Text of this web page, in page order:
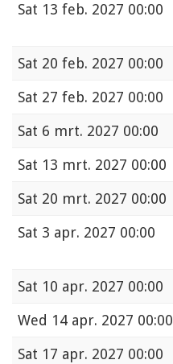
Sat 13 feb. 2027 00:00
Sat 20 feb. 2027 00:00
Sat 27 feb. 2027 00:00
Sat 6 mrt. 2027 00:00
Sat 13 mrt. 2027 00:00
Sat 20 mrt. 2027 00:00
Sat 3 apr. 2027 00:00
Sat 10 apr. 2027 00:00
Wed 14 apr. 2027 00:00
Sat 17 apr. 2027 00:00